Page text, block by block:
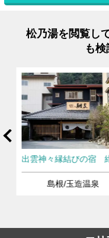
松乃湯を閲覧し
も
出雲神々縁結びの宿
島根/玉造温泉